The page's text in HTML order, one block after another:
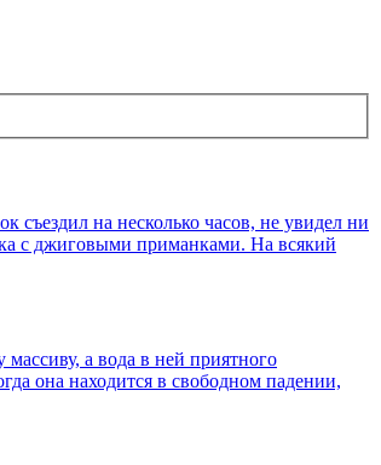
съездил на несколько часов, не увидел ни
с джиговыми приманками. На всякий
а вода в ней приятного
она находится в свободном падении,